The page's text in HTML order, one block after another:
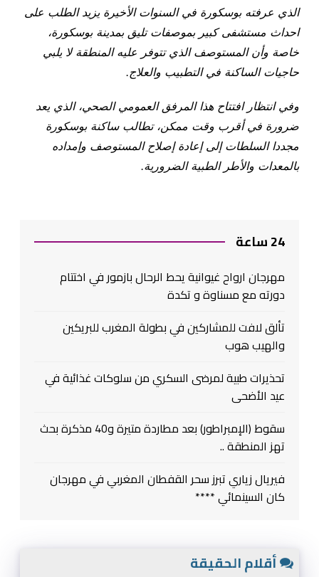
الذي عرفته بوسكورة في السنوات الأخيرة يزيد الطلب على
احداث مستشفى كبير بموصفات تليق بمدينة بوسكورة،
خاصة وأن المستوصف الذي تتوفر عليه المنطقة لا يلبي
حاجيات الساكنة في التطبيب والعلاج.
وفي انتظار افتتاح هذا المرفق العمومي الصحي، الذي يعد
ضرورة في أقرب وقت ممكن، تطالب ساكنة بوسكورة
مجددا السلطات إلى إعادة إصلاح المستوصف وإمداده
بالمعدات والأطر الطبية الضرورية.
24 ساعة
مهرجان ارواح غيوانية يحط الرحال بازمور في اختتام
دورته مع مسناوة و تكدة
تألق لافت للمشاركين في بطولة المغرب للبريكين
والهيب هوب
تحذيرات طبية لمرضى السكري من سلوكات غذائية في
عيد الأضحى
سقوط (الإمبراطور) بعد مطاردة متيرة و40 مذكرة بحث
تهز المنطقة ..
فيريال زياري تبرز سحر القفطان المغربي في مهرجان
كان السينمائي ****
أقلام الحقيقة